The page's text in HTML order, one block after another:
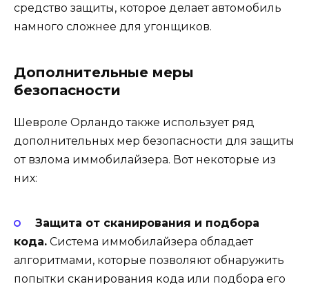
средство защиты, которое делает автомобиль
намного сложнее для угонщиков.
Дополнительные меры
безопасности
Шевроле Орландо также использует ряд
дополнительных мер безопасности для защиты
от взлома иммобилайзера. Вот некоторые из
них:
Защита от сканирования и подбора
кода. Система иммобилайзера обладает
алгоритмами, которые позволяют обнаружить
попытки сканирования кода или подбора его